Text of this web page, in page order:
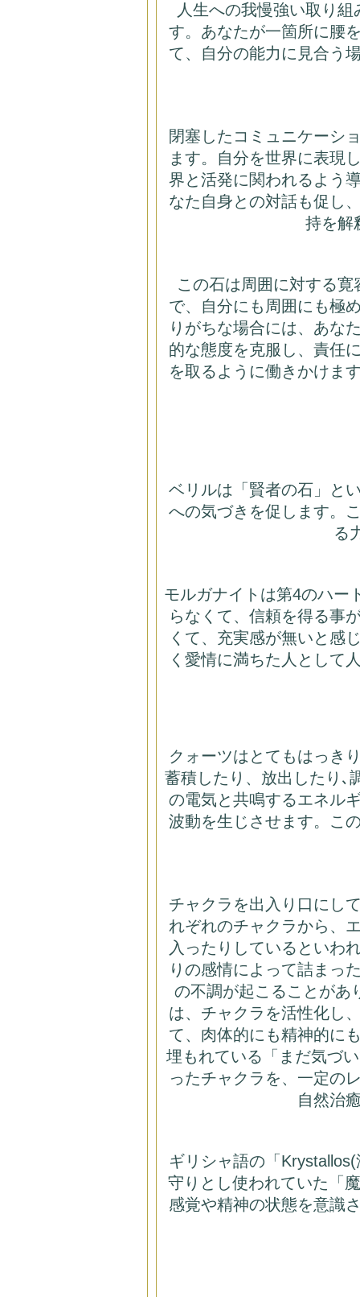
人生への我慢強い取り
す。あなたが一箇所に腰
て、自分の能力に見合う
閉塞したコミュニケーシ
ます。自分を世界に表現
界と活発に関われるよう
なた自身との対話も促し
持を解
この石は周囲に対する
で、自分にも周囲にも極
りがちな場合には、あな
的な態度を克服し、責任
を取るように働きかけま
ベリルは「賢者の石」と
への気づきを促します。
る
モルガナイトは第4のハー
らなくて、信頼を得る事
くて、充実感が無いと感
く愛情に満ちた人として
クォーツはとてもはっき
蓄積したり、放出したり､
の電気と共鳴するエネル
波動を生じさせます。こ
チャクラを出入り口にし
れぞれのチャクラから、
入ったりしているといわ
りの感情によって詰まっ
の不調が起こることがあ
は、チャクラを活性化し
て、肉体的にも精神的に
埋もれている「まだ気づ
ったチャクラを、一定の
自然治
ギリシャ語の「
守りとし使われていた「
感覚や精神の状態を意識